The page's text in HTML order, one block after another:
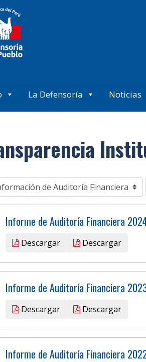
La Defensoría Noticias
Informe de Auditoría Financiera
Descargar Descargar
Informe de Auditoría Financiera
Descargar Descargar
Informe de Auditoría Financiera